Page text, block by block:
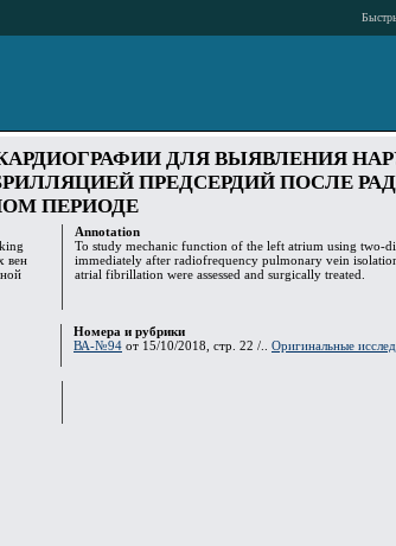
ДЛЯ ВЫЯВЛЕНИЯ
ПРЕДСЕРДИЙ ПОСЛЕ
ПЕРИОДЕ
вен
Annotation
To study mechanic function of the left atrium using two-
immediately after radiofrequency pulmonary vein
atrial fibrillation were assessed and surgically treated.
Номера и рубрики
ВА-№94 от 15/10/2018, стр. 22 /.. Оригинальные